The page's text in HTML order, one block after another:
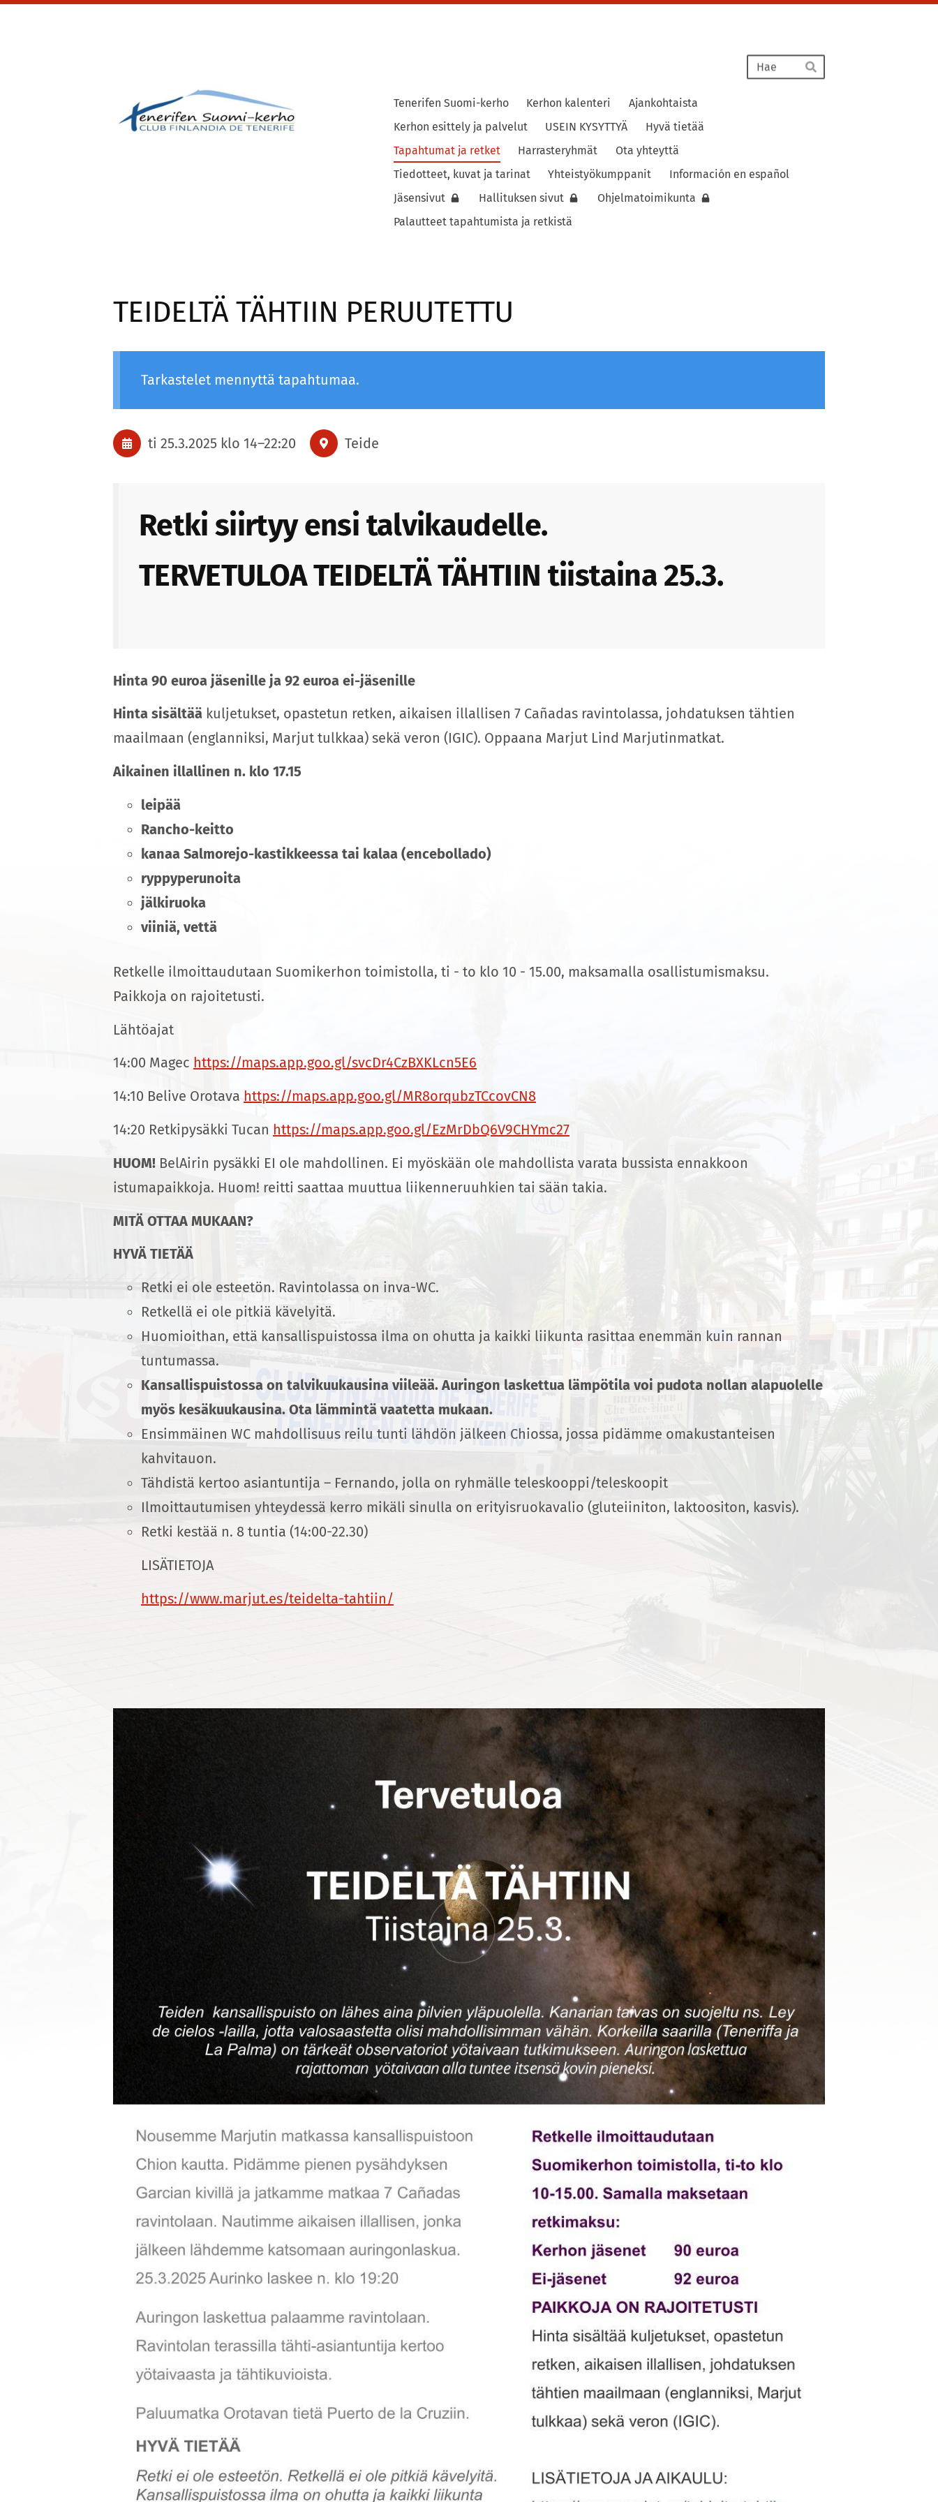
Hae
Tenerifen Suomi-kerho
Tenerifen Suomi-kerho Kerhon kalenteri
Ajankohtaista
Kerhon esittely ja palvelut
USEIN KYSYTTYÄ
Hyvä tietää
Tapahtumat ja retket
Harrasteryhmät
Ota yhteyttä
Tiedotteet, kuvat ja tarinat
Yhteistyökumppanit
Información en español
Jäsensivut
Hallituksen sivut
Ohjelmatoimikunta
Palautteet tapahtumista ja retkistä
TEIDELTÄ TÄHTIIN PERUUTETTU
Tarkastelet mennyttä tapahtumaa.
ti 25.3.2025 klo 14–22:20 Teide
Retki siirtyy ensi talvikaudelle.
TERVETULOA TEIDELTÄ TÄHTIIN tiistaina 25.3.
Hinta 90 euroa jäsenille ja 92 euroa ei-jäsenille
Hinta sisältää kuljetukset, opastetun retken, aikaisen illallisen 7 Cañadas ravintolassa, johdatuksen tähtien
maailmaan (englanniksi, Marjut tulkkaa) sekä veron (IGIC). Oppaana Marjut Lind Marjutinmatkat.
Aikainen illallinen n. klo 17.15
leipää
Rancho-keitto
kanaa Salmorejo-kastikkeessa tai kalaa (encebollado)
ryppyperunoita
jälkiruoka
viiniä, vettä
Retkelle ilmoittaudutaan Suomikerhon toimistolla, ti - to klo 10 - 15.00, maksamalla osallistumismaksu.
Paikkoja on rajoitetusti.
Lähtöajat
14:00 Magec https://maps.app.goo.gl/svcDr4CzBXKLcn5E6
14:10 Belive Orotava https://maps.app.goo.gl/MR8orqubzTCcovCN8
14:20 Retkipysäkki Tucan https://maps.app.goo.gl/EzMrDbQ6V9CHYmc27
HUOM! BelAirin pysäkki EI ole mahdollinen. Ei myöskään ole mahdollista varata bussista ennakkoon
istumapaikkoja. Huom! reitti saattaa muuttua liikenneruuhkien tai sään takia.
MITÄ OTTAA MUKAAN?
HYVÄ TIETÄÄ
Retki ei ole esteetön. Ravintolassa on inva-WC.
Retkellä ei ole pitkiä kävelyitä.
Huomioithan, että kansallispuistossa ilma on ohutta ja kaikki liikunta rasittaa enemmän kuin rannan
tuntumassa.
Kansallispuistossa on talvikuukausina viileää. Auringon laskettua lämpötila voi pudota nollan alapuolelle
myös kesäkuukausina. Ota lämmintä vaatetta mukaan.
Ensimmäinen WC mahdollisuus reilu tunti lähdön jälkeen Chiossa, jossa pidämme omakustanteisen
kahvitauon.
Tähdistä kertoo asiantuntija – Fernando, jolla on ryhmälle teleskooppi/teleskoopit
Ilmoittautumisen yhteydessä kerro mikäli sinulla on erityisruokavalio (gluteiiniton, laktoositon, kasvis).
Retki kestää n. 8 tuntia (14:00-22.30)
LISÄTIETOJA
https://www.marjut.es/teidelta-tahtiin/